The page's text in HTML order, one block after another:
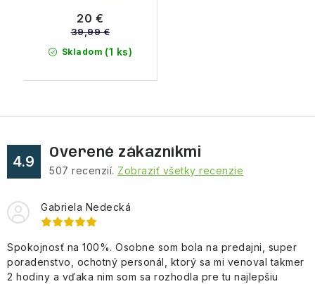
Skladom (1 ks)
20 €
39,99 €
4.9
Overené zákazníkmi
507 recenzií. Zobraziť všetky recenzie
Gabriela Nedecká
Spokojnosť na 100%. Osobne som bola na predajni, super
poradenstvo, ochotný personál, ktorý sa mi venoval takmer
2 hodiny a vďaka nim som sa rozhodla pre tu najlepšiu